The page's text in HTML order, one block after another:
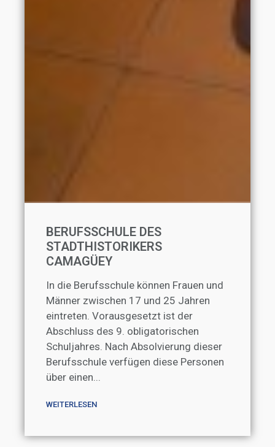
BERUFSSCHULE DES
STADTHISTORIKERS
CAMAGÜEY
In die Berufsschule können Frauen und
Männer zwischen 17 und 25 Jahren
eintreten. Vorausgesetzt ist der
Abschluss des 9. obligatorischen
Schuljahres. Nach Absolvierung dieser
Berufsschule verfügen diese Personen
über einen...
WEITERLESEN